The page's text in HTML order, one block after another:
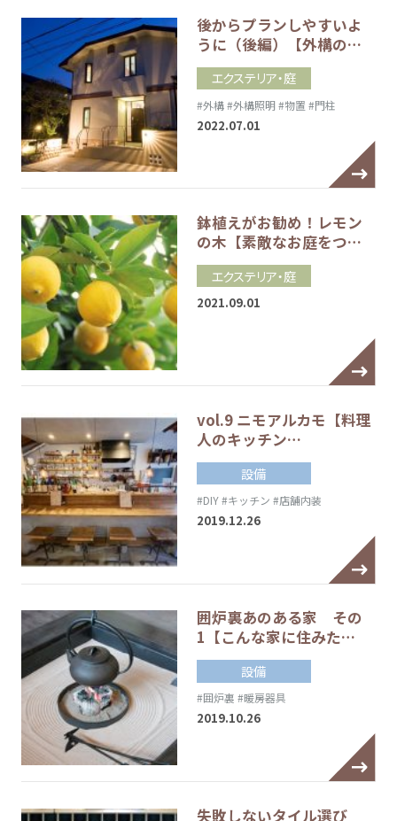
後からプランしやすいよ
うに（後編）【外構の…
エクステリア・庭
#外構#外構照明 #物置 #門柱
2022.07.01
鉢植えがお勧め！レモン
の木【素敵なお庭をつ…
エクステリア・庭
2021.09.01
vol.9 ニモアルカモ【料理
人のキッチン…
設備
#DIY#キッチン #店舗内装
2019.12.26
囲炉裏あのある家 その
1【こんな家に住みた…
設備
#囲炉裏 #暖房器具
2019.10.26
失敗しないタイル選び